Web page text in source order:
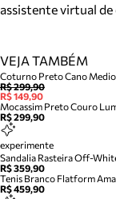
assistente virtual
VEJA TAMBÉM
Coturno Preto Cano
R$ 299,90
R$ 149,90
Mocassim Preto Couro
R$ 299,90
experimente
Sandalia Rasteira Off-
R$ 359,90
Tenis Branco Flatform
R$ 459,90